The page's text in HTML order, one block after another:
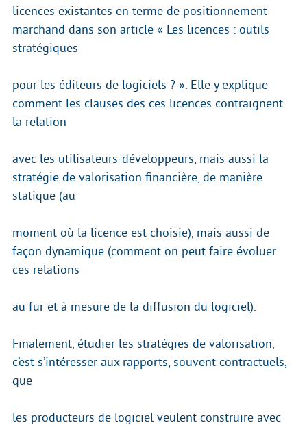
licences existantes en terme de positionnement
marchand dans son article « Les licences : outils
stratégiques
pour les éditeurs de logiciels ? ». Elle y explique
comment les clauses des ces licences contraignent
la relation
avec les utilisateurs-développeurs, mais aussi la
stratégie de valorisation financière, de manière
statique (au
moment où la licence est choisie), mais aussi de
façon dynamique (comment on peut faire évoluer
ces relations
au fur et à mesure de la diffusion du logiciel).
Finalement, étudier les stratégies de valorisation,
c’est s’intéresser aux rapports, souvent contractuels,
que
les producteurs de logiciel veulent construire avec